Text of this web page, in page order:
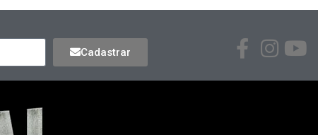
Cadastrar